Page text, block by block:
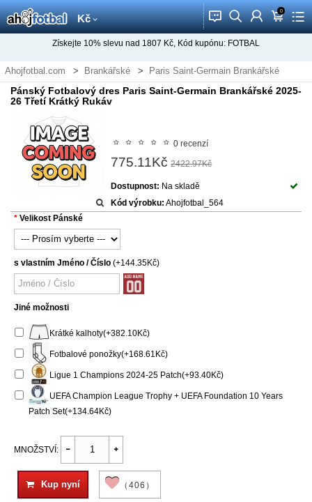
Kč 󰂱 󰂨 󰃳 0
󰃦 󰃖
Získejte 10% slevu nad 1807 Kč, Kód kupónu: FOTBAL
Ahojfotbal.com Brankářské Paris Saint-Germain Brankářské
Pánský Fotbalový dres Paris Saint-Germain Brankářské 2025-
26 Třetí Krátký Rukáv
0 recenzí
775.11Kč 2422.97Kč
Dostupnost: Na skladě
Kód výrobku: Ahojfotbal_564
Velikost Pánské
s vlastním Jméno / Číslo (+144.35Kč)
Jiné možnosti
Krátké kalhoty(+382.10Kč)
Fotbalové ponožky(+168.61Kč)
Ligue 1 Champions 2024-25 Patch(+93.40Kč)
UEFA Champion League Trophy + UEFA Foundation 10 Years
Patch Set(+134.64Kč)
MNOŽSTVÍ:
Kup nyní （406）